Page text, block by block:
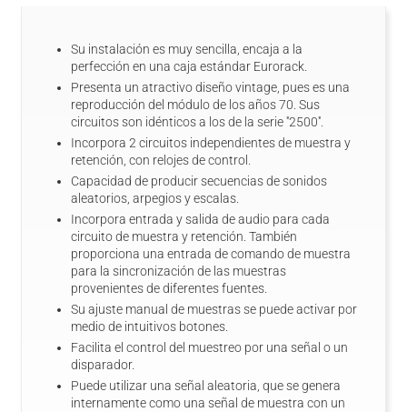
Su instalación es muy sencilla, encaja a la
perfección en una caja estándar Eurorack.
Presenta un atractivo diseño vintage, pues es una
reproducción del módulo de los años 70. Sus
circuitos son idénticos a los de la serie ''2500''.
Incorpora 2 circuitos independientes de muestra y
retención, con relojes de control.
Capacidad de producir secuencias de sonidos
aleatorios, arpegios y escalas.
Incorpora entrada y salida de audio para cada
circuito de muestra y retención. También
proporciona una entrada de comando de muestra
para la sincronización de las muestras
provenientes de diferentes fuentes.
Su ajuste manual de muestras se puede activar por
medio de intuitivos botones.
Facilita el control del muestreo por una señal o un
disparador.
Puede utilizar una señal aleatoria, que se genera
internamente como una señal de muestra con un